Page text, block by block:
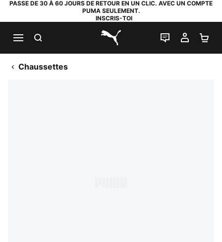
PASSE DE 30 À 60 JOURS DE RETOUR EN UN CLIC. AVEC UN COMPTE
PUMA SEULEMENT.
INSCRIS-TOI
PUMA.com
LIVE CHAT
MON
Chaussettes